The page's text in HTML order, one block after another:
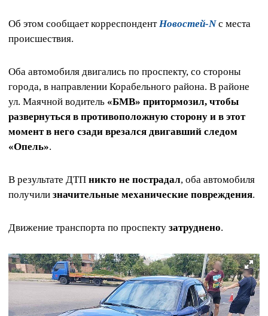
Об этом сообщает корреспондент Новостей-Nс места
происшествия.
Оба автомобиля двигались по проспекту, со стороны
города, в направлении Корабельного района. В районе
ул. Маячной водитель «БМВ» притормозил, чтобы
развернуться в противоположную сторону и в этот
момент в него сзади врезался двигавший следом
«Опель».
В результате ДТП никто не пострадал, оба автомобиля
получили значительные механические повреждения.
Движение транспорта по проспекту затруднено.